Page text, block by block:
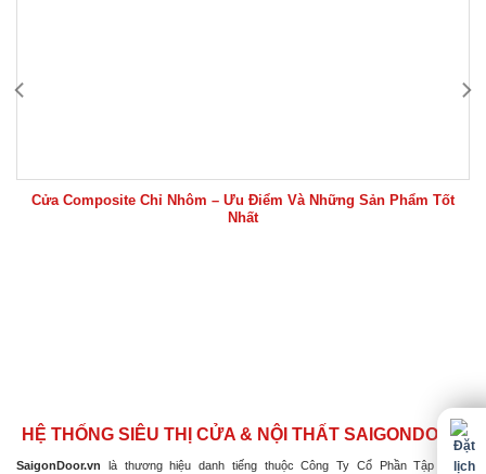
Cửa Composite Chỉ Nhôm – Ưu Điểm Và Những Sản Phẩm Tốt
Nhất
HỆ THỐNG SIÊU THỊ CỬA & NỘI THẤT SAIGONDOOR
SaigonDoor.vn là thương hiệu danh tiếng thuộc Công Ty Cổ Phần Tập Đoàn